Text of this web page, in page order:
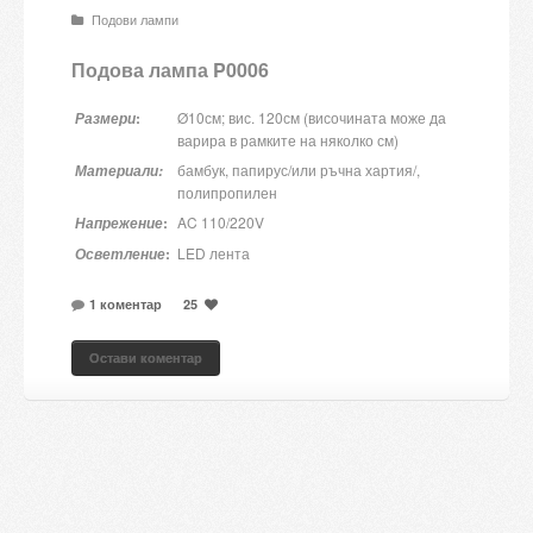
Candles and candle holders
Others
Payment & Shipping
Stores
Подови лампи
Подова лампа P0006
Размери:
Ø10см; вис. 120см (височината може да
варира в рамките на няколко см)
Материали:
бамбук, папирус/или ръчна хартия/,
полипропилен
Напрежение: AC 110/220V
Осветление: LED лента
1 коментар 25
Остави коментар